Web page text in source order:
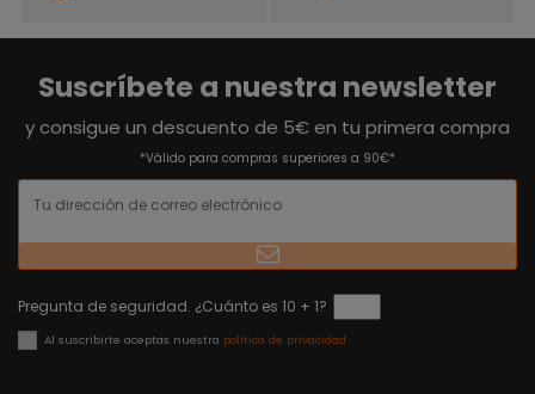
Suscríbete a nuestra newsletter
y consigue un descuento de 5€ en tu primera compra
*Válido para compras superiores a 90€*
Pregunta de seguridad. ¿Cuánto es 10 + 1?
Al suscribirte aceptas nuestra política de privacidad